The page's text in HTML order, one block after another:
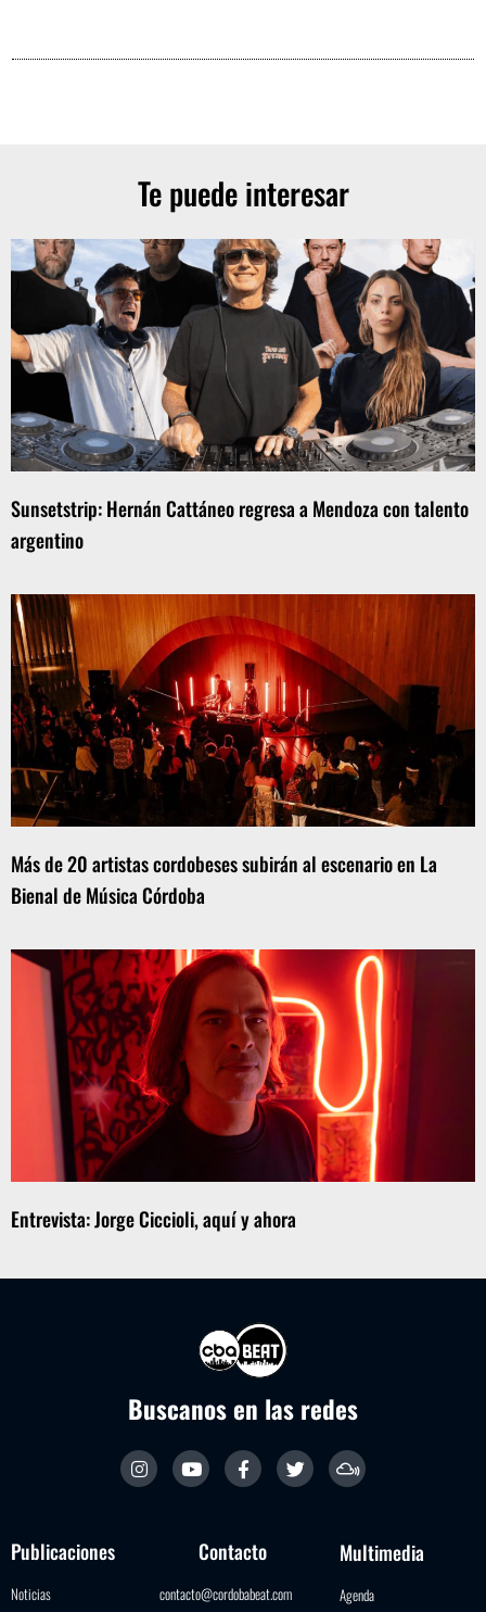
Te puede interesar
Sunsetstrip: Hernán Cattáneo regresa a Mendoza con talento
argentino
Más de 20 artistas cordobeses subirán al escenario en La
Bienal de Música Córdoba
Entrevista: Jorge Ciccioli, aquí y ahora
Buscanos en las redes
Publicaciones
Noticias
Contacto
contacto@cordobabeat.com
Multimedia
Agenda